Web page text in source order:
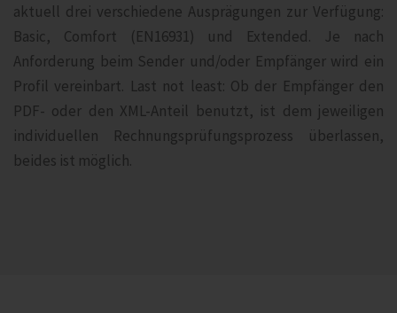
aktuell drei verschiedene Ausprägungen zur Verfügung:
Basic, Comfort (EN16931) und Extended. Je nach
Anforderung beim Sender und/oder Empfänger wird ein
Profil vereinbart. Last not least: Ob der Empfänger den
PDF- oder den XML-Anteil benutzt, ist dem jeweiligen
individuellen Rechnungsprüfungsprozess überlassen,
beides ist möglich.